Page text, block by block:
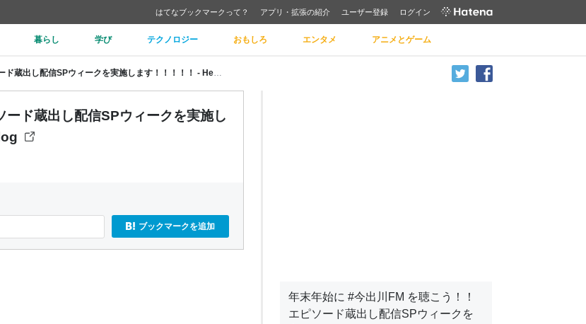
はてなブックマークって？ アプリ・拡張の紹介 ユーザー登録 ログイン
暮らし 学び テクノロジー おもしろ エンタメ アニメとゲーム
ド蔵出し配信SPウィークを実施し
ブックマークを追加
年末年始に #今出川FM を聴こう！！
エピソード蔵出し配信SPウィークを